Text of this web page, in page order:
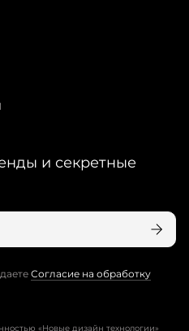
и секретные
Согласие на обработку
«Новые дизайн технологии»